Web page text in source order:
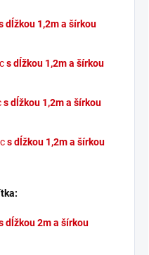
dĺžkou 1,2m a šírkou
s dĺžkou 1,2m a šírkou
s dĺžkou 1,2m a šírkou
s dĺžkou 1,2m a šírkou
dĺžkou 2m a šírkou